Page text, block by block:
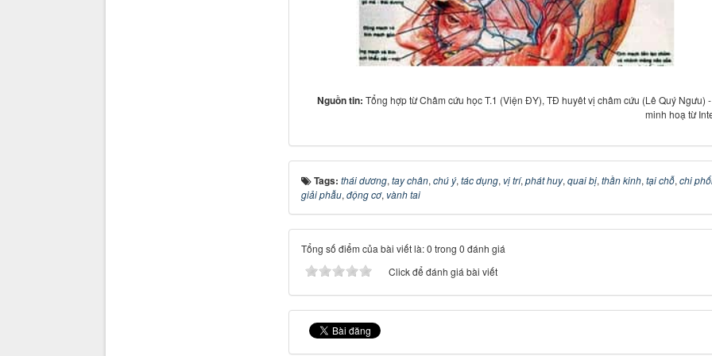
Nguồn tin:Tổng hợp từ Châm cứu học T.1 (Viện ĐY), TĐ huyêt vị châm cứu (Lê Quý Ngưu)
minh hoạ từ
Tags: thái dương, tay chân, chú ý, tác dụng, vị trí, phát huy, quai bị, thần kinh, tại chỗ, chi
giải phẫu, động cơ, vành tai
Tổng số điểm của bài viết là: 0 trong 0 đánh giá
Click để đánh giá bài viết